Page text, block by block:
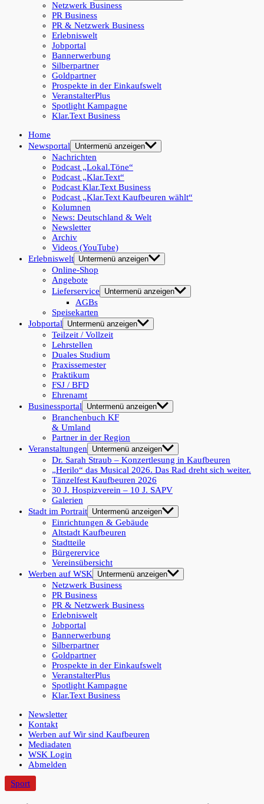
Netzwerk Business
PR Business
PR & Netzwerk Business
Erlebniswelt
Jobportal
Bannerwerbung
Silberpartner
Goldpartner
Prospekte in der Einkaufswelt
VeranstalterPlus
Spotlight Kampagne
Klar.Text Business
Home
Newsportal
Untermenü anzeigen
Nachrichten
Podcast „Lokal.Töne“
Podcast „Klar.Text“
Podcast Klar.Text Business
Podcast „Klar.Text Kaufbeuren wählt“
Kolumnen
News: Deutschland & Welt
Newsletter
Archiv
Videos (YouTube)
Erlebniswelt Untermenü anzeigen
Online-Shop
Angebote
Lieferservice
Untermenü anzeigen
AGBs
Speisekarten
Jobportal
Untermenü anzeigen
Teilzeit / Vollzeit
Lehrstellen
Duales Studium
Praxissemester
Praktikum
FSJ / BFD
Ehrenamt
Businessportal
Untermenü anzeigen
Branchenbuch KF
& Umland
Partner in der Region
Veranstaltungen
Untermenü anzeigen
Dr. Sarah Straub – Konzertlesung in Kaufbeuren
„Herilo“ das Musical 2026. Das Rad dreht sich weiter.
Tänzelfest Kaufbeuren 2026
30 J. Hospizverein – 10 J. SAPV
Galerien
Stadt im Portrait Untermenü anzeigen
Einrichtungen & Gebäude
Altstadt Kaufbeuren
Stadtteile
Bürgerervice
Vereinsübersicht
Werben auf WSK
Untermenü anzeigen
Netzwerk Business
PR Business
PR & Netzwerk Business
Erlebniswelt
Jobportal
Bannerwerbung
Silberpartner
Goldpartner
Prospekte in der Einkaufswelt
VeranstalterPlus
Spotlight Kampagne
Klar.Text Business
Newsletter
Kontakt
Werben auf Wir sind Kaufbeuren
Mediadaten
WSK Login
Abmelden
Sport